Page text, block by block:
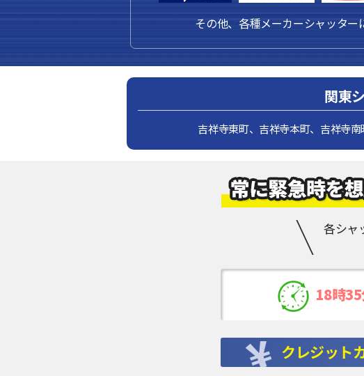
その他、各種メーカーシャッター
関東
吉祥寺東町、吉祥寺本町、吉祥寺
各シャ
18時
クレジット